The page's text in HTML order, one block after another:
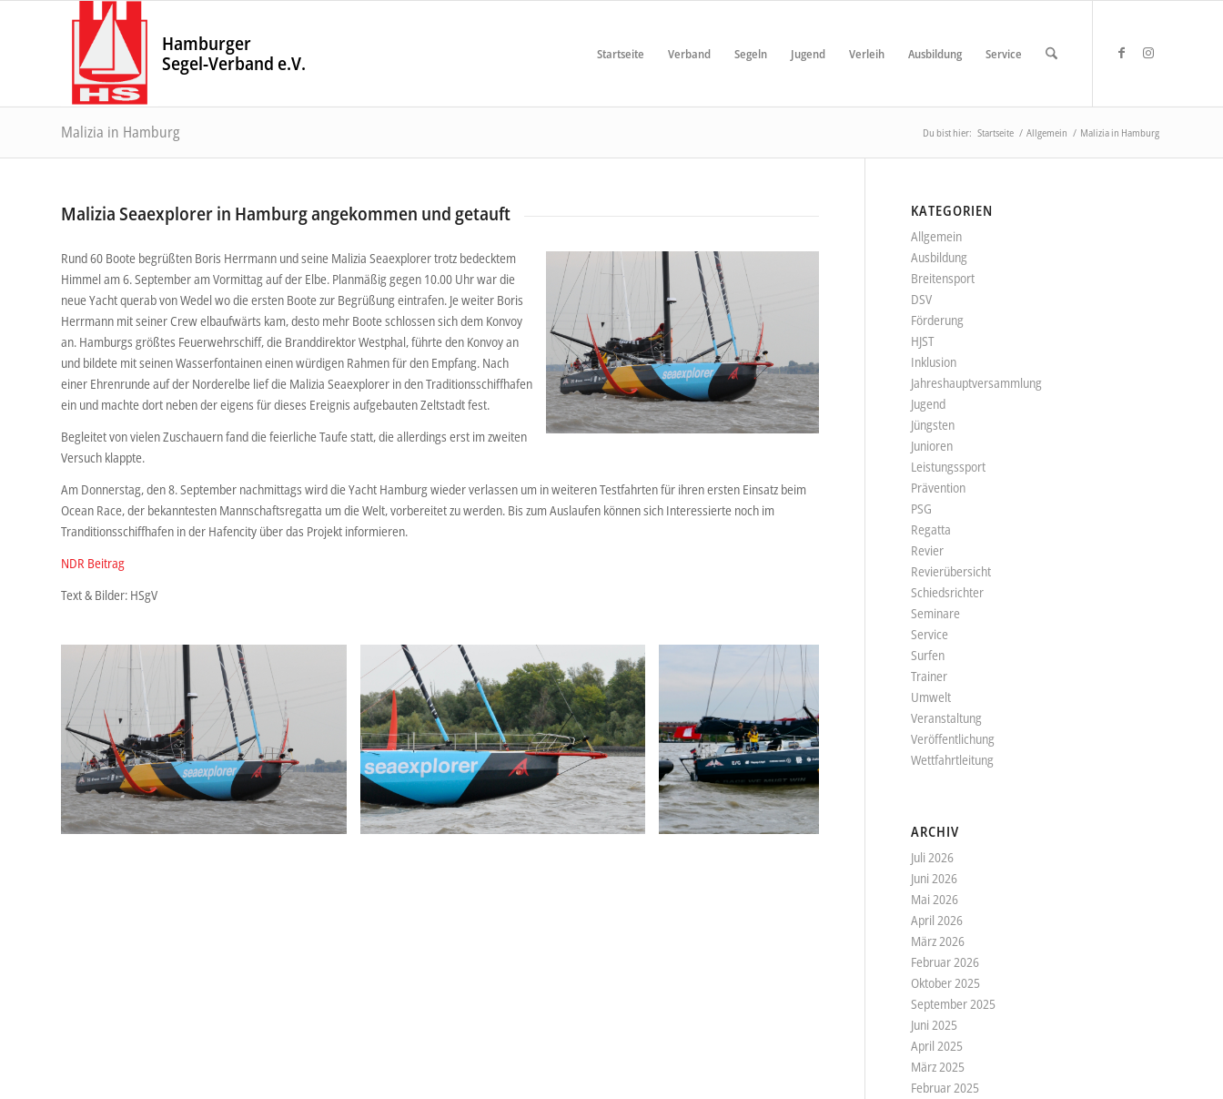
Hamburger
Segel-Verband e.V.
Startseite Verband Segeln Jugend Verleih Ausbildung Service
Malizia in Hamburg Du bist hier: Startseite / Allgemein / Malizia in Hamburg
Malizia Seaexplorer in Hamburg angekommen und getauft
Rund 60 Boote begrüßten Boris Herrmann und seine Malizia Seaexplorer trotz bedecktem
Himmel am 6. September am Vormittag auf der Elbe. Planmäßig gegen 10.00 Uhr war die
neue Yacht querab von Wedel wo die ersten Boote zur Begrüßung eintrafen. Je weiter Boris
Herrmann mit seiner Crew elbaufwärts kam, desto mehr Boote schlossen sich dem Konvoy
an. Hamburgs größtes Feuerwehrschiff, die Branddirektor Westphal, führte den Konvoy an
und bildete mit seinen Wasserfontainen einen würdigen Rahmen für den Empfang. Nach
einer Ehrenrunde auf der Norderelbe lief die Malizia Seaexplorer in den Traditionsschiffhafen
ein und machte dort neben der eigens für dieses Ereignis aufgebauten Zeltstadt fest.
Begleitet von vielen Zuschauern fand die feierliche Taufe statt, die allerdings erst im zweiten
Versuch klappte.
Am Donnerstag, den 8. September nachmittags wird die Yacht Hamburg wieder verlassen um in weiteren Testfahrten für ihren ersten Einsatz beim
Ocean Race, der bekanntesten Mannschaftsregatta um die Welt, vorbereitet zu werden. Bis zum Auslaufen können sich Interessierte noch im
Tranditionsschiffhafen in der Hafencity über das Projekt informieren.
NDR Beitrag
Text & Bilder: HSgV
KATEGORIEN
Allgemein
Ausbildung
Breitensport
DSV
Förderung
HJST
Inklusion
Jahreshauptversammlung
Jugend
Jüngsten
Junioren
Leistungssport
Prävention
PSG
Regatta
Revier
Revierübersicht
Schiedsrichter
Seminare
Service
Surfen
Trainer
Umwelt
Veranstaltung
Veröffentlichung
Wettfahrtleitung
ARCHIV
Juli 2026
Juni 2026
Mai 2026
April 2026
März 2026
Februar 2026
Oktober 2025
September 2025
Juni 2025
April 2025
März 2025
Februar 2025